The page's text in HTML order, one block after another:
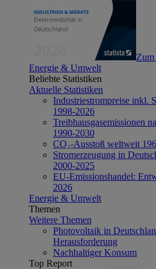
Zum
Energie & Umwelt
Beliebte Statistiken
Aktuelle Statistiken
Industriestrompreise inkl.
1998-2026
Treibhausgasemissionen
1990-2030
CO₂-Ausstoß weltweit
Stromerzeugung in
2000-2025
EU-Emissionshandel:
2026
Energie & Umwelt
Themen
Weitere Themen
Photovoltaik in
Herausforderung
Nachhaltiger Konsum
Top Report